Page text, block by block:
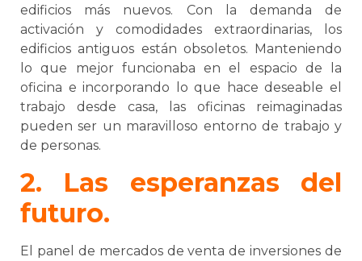
edificios más nuevos. Con la demanda de
activación y comodidades extraordinarias, los
edificios antiguos están obsoletos. Manteniendo
lo que mejor funcionaba en el espacio de la
oficina e incorporando lo que hace deseable el
trabajo desde casa, las oficinas reimaginadas
pueden ser un maravilloso entorno de trabajo y
de personas.
2. Las esperanzas del
futuro.
El panel de mercados de venta de inversiones de